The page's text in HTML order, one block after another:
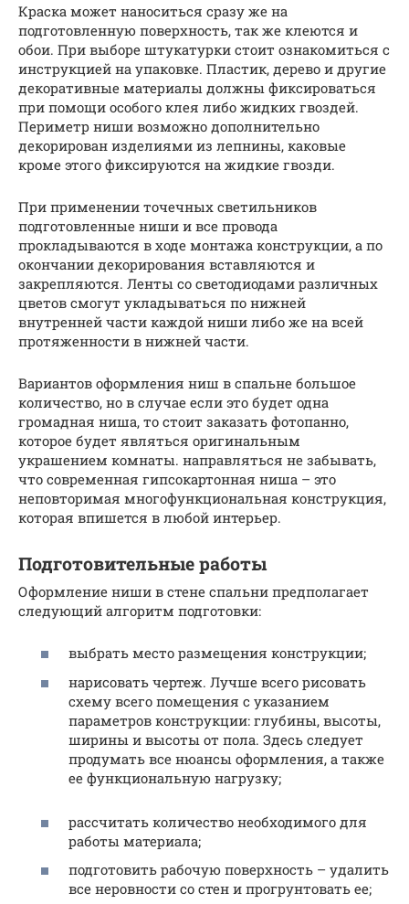
Краска может наноситься сразу же на
подготовленную поверхность, так же клеются и
обои. При выборе штукатурки стоит ознакомиться с
инструкцией на упаковке. Пластик, дерево и другие
декоративные материалы должны фиксироваться
при помощи особого клея либо жидких гвоздей.
Периметр ниши возможно дополнительно
декорирован изделиями из лепнины, каковые
кроме этого фиксируются на жидкие гвозди.
При применении точечных светильников
подготовленные ниши и все провода
прокладываются в ходе монтажа конструкции, а по
окончании декорирования вставляются и
закрепляются. Ленты со светодиодами различных
цветов смогут укладываться по нижней
внутренней части каждой ниши либо же на всей
протяженности в нижней части.
Вариантов оформления ниш в спальне большое
количество, но в случае если это будет одна
громадная ниша, то стоит заказать фотопанно,
которое будет являться оригинальным
украшением комнаты. направляться не забывать,
что современная гипсокартонная ниша – это
неповторимая многофункциональная конструкция,
которая впишется в любой интерьер.
Подготовительные работы
Оформление ниши в стене спальни предполагает
следующий алгоритм подготовки:
выбрать место размещения конструкции;
нарисовать чертеж. Лучше всего рисовать
схему всего помещения с указанием
параметров конструкции: глубины, высоты,
ширины и высоты от пола. Здесь следует
продумать все нюансы оформления, а также
ее функциональную нагрузку;
рассчитать количество необходимого для
работы материала;
подготовить рабочую поверхность – удалить
все неровности со стен и прогрунтовать ее;